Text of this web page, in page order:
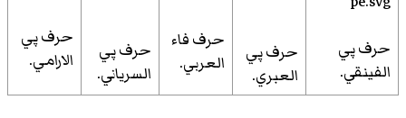
حرف پي
الفينقي.
حرف پي
العبري.
حرف فاء
العربي.
حرف پي
السرياني.
حرف پي
الارامي.